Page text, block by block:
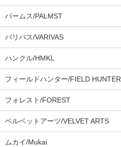
パームス/PALMST
バリバス/VARIVAS
ハンクル/HMKL
フィールドハンター/FIELD HUNTER
フォレスト/FOREST
ベルベットアーツ/VELVET ARTS
ムカイ/Mukai